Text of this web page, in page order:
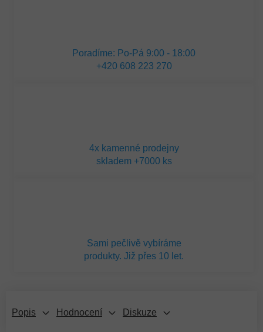
Poradíme: Po-Pá 9:00 - 18:00
+420 608 223 270
4x kamenné prodejny
skladem +7000 ks
Sami pečlivě vybíráme
produkty. Již přes 10 let.
Popis Hodnocení Diskuze